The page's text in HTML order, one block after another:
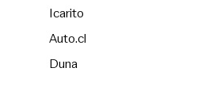
Icarito
Auto.cl
DunaOpens in new window